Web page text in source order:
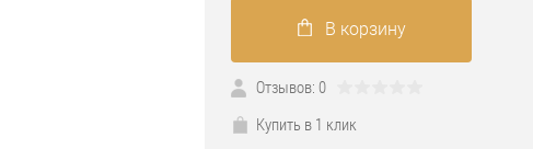
В корзину
Отзывов: 0
Купить в 1 клик